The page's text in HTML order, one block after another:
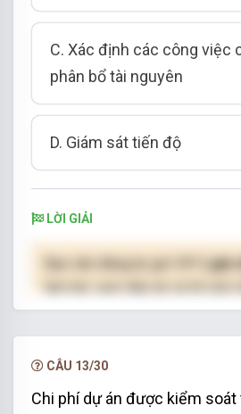
C. Xác định các công việc
phân bổ tài nguyên
D. Giám sát tiến độ
LỜI GIẢI
( giá
hạn.
CÂU 13/30
Chi phí dự án được kiểm